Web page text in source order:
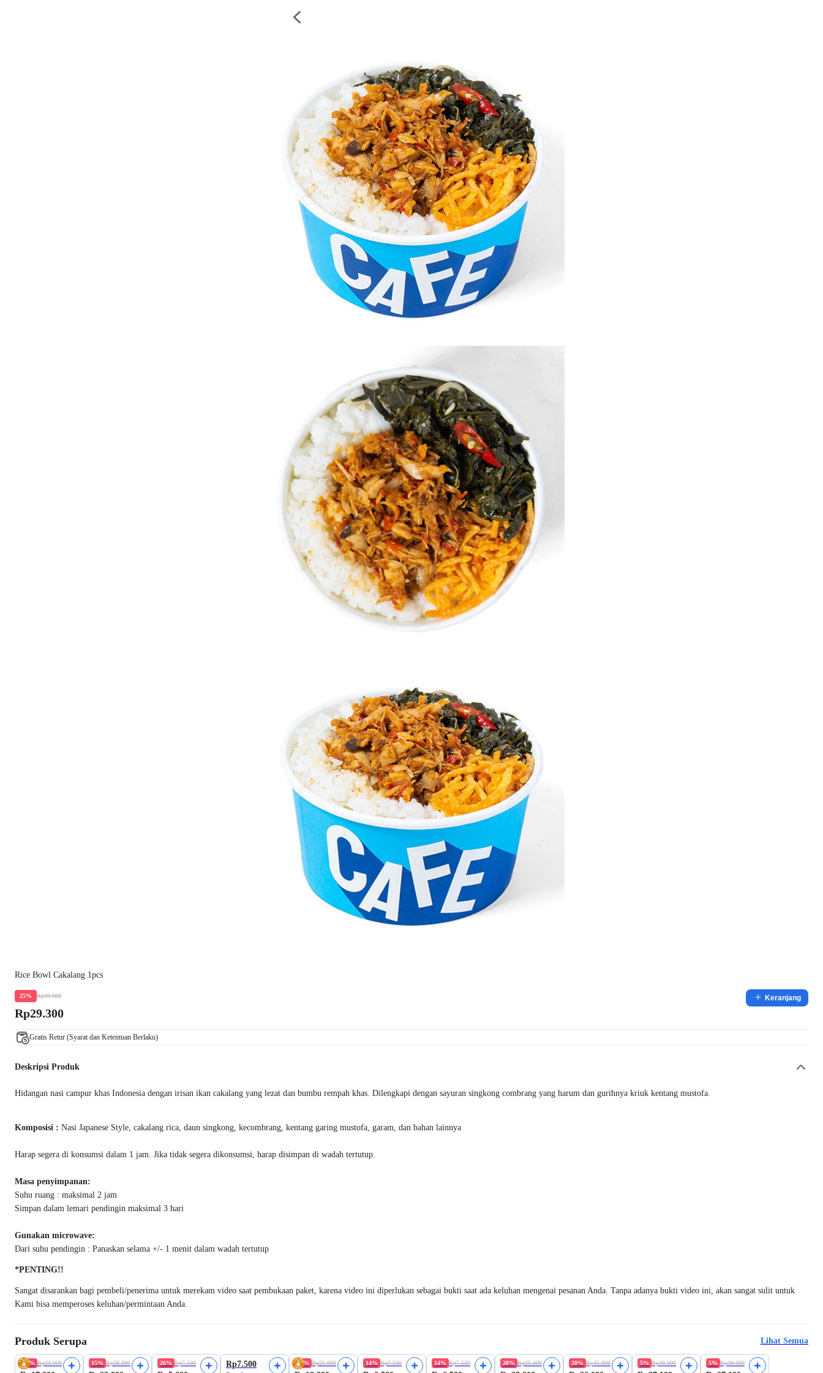
Rice Bowl Cakalang 1pcs
25% Rp39.000
Rp29.300
Keranjang
Gratis Retur (Syarat dan Ketentuan Berlaku)
Deskripsi Produk
Hidangan nasi campur khas Indonesia dengan irisan ikan cakalang yang lezat dan bumbu rempah khas. Dilengkapi dengan sayuran singkong combrang yang harum dan gurihnya kriuk kentang mustofa.
Komposisi : Nasi Japanese Style, cakalang rica, daun singkong, kecombrang, kentang garing mustofa, garam, dan bahan lainnya
Harap segera di konsumsi dalam 1 jam. Jika tidak segera dikonsumsi, harap disimpan di wadah tertutup.
Masa penyimpanan:
Suhu ruang : maksimal 2 jam
Simpan dalam lemari pendingin maksimal 3 hari
Gunakan microwave:
Dari suhu pendingin : Panaskan selama +/- 1 menit dalam wadah tertutup
*PENTING!!
Sangat disarankan bagi pembeli/penerima untuk merekam video saat pembukaan paket, karena video ini diperlukan sebagai bukti saat ada keluhan mengenai pesanan Anda. Tanpa adanya bukti video ini, akan sangat sulit untuk
Kami bisa memperoses keluhan/permintaan Anda.
Produk Serupa Lihat Semua
25% Rp23.000
15% Rp28.000
26% Rp7.500 Rp7.500
25% Rp25.000 14% Rp7.500 14% Rp7.500
20% Rp35.000 20% Rp45.000 5% Rp39.000 5% Rp39.000